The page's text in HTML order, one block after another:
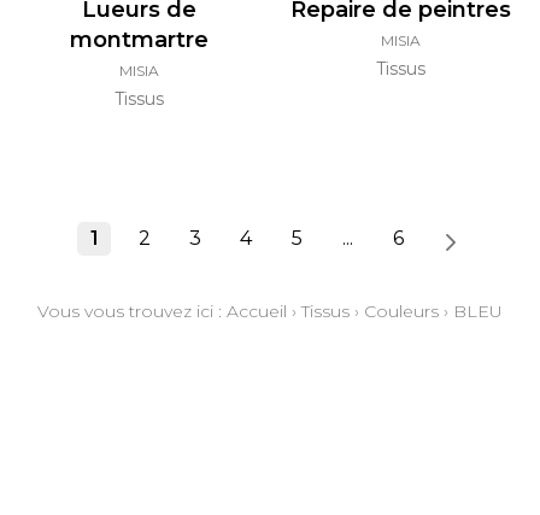
Lueurs de
montmartre
MISIA
Tissus
Repaire de peintres
MISIA
Tissus
1 2 3 4 5 ... 6
Vous vous trouvez ici : Accueil ›Tissus › Couleurs › BLEU